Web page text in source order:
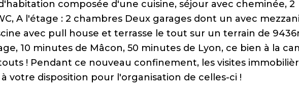
composée d'une cuisine, séjour avec cheminée, 2
A l'étage : 2 chambres Deux garages dont un avec
avec pull house et terrasse le tout sur un terrain de
10 minutes de Mâcon, 50 minutes de Lyon, ce bien à la
! Pendant ce nouveau confinement, les visites